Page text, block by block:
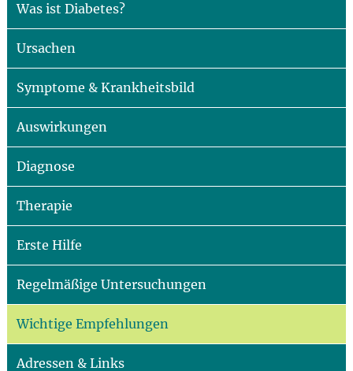
Was ist Diabetes?
Ursachen
Symptome & Krankheitsbild
Auswirkungen
Diagnose
Therapie
Erste Hilfe
Regelmäßige Untersuchungen
Wichtige Empfehlungen
Adressen & Links